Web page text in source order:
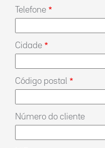
Telefone
Cidade
Código postal
Número do cliente